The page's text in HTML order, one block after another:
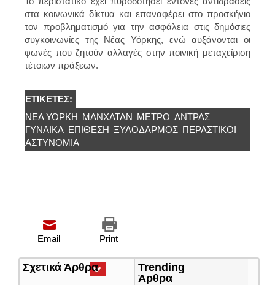
στα κοινωνικά δίκτυα και επαναφέρει στο προσκήνιο
τον προβληματισμό για την ασφάλεια στις δημόσιες
συγκοινωνίες της Νέας Υόρκης, ενώ αυξάνονται οι
φωνές που ζητούν αλλαγές στην ποινική μεταχείριση
τέτοιων πράξεων.
ΕΤΙΚΈΤΕΣ:
ΝΈΑ ΥΌΡΚΗ ΜΑΝΧΆΤΑΝ ΜΕΤΡΌ ΑΝΤΡΑΣ
ΓΥΝΑΙΚΑ ΕΠΊΘΕΣΗ ΞΥΛΟΔΑΡΜΟΣ ΠΕΡΑΣΤΙΚΟΊ
ΑΣΤΥΝΟΜΊΑ
Print
Email
Σχετικά Άρθρα(ενεργή
καρτέλα)
Trending
Άρθρα